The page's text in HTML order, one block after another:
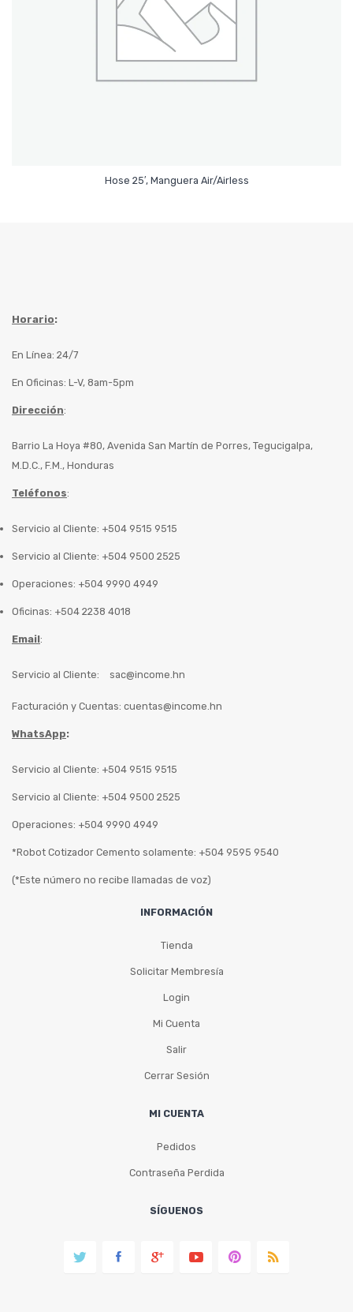
Hose 25′, Manguera Air/Airless
Horario:
En Línea: 24/7
En Oficinas: L-V, 8am-5pm
Dirección:
Barrio La Hoya #80, Avenida San Martín de Porres, Tegucigalpa,
M.D.C., F.M., Honduras
Teléfonos:
Servicio al Cliente: +504 9515 9515
Servicio al Cliente: +504 9500 2525
Operaciones: +504 9990 4949
Oficinas: +504 2238 4018
Email:
Servicio al Cliente: sac@income.hn
Facturación y Cuentas: cuentas@income.hn
WhatsApp:
Servicio al Cliente: +504 9515 9515
Servicio al Cliente: +504 9500 2525
Operaciones: +504 9990 4949
*Robot Cotizador Cemento solamente: +504 9595 9540
(*Este número no recibe llamadas de voz)
INFORMACIÓN
Tienda
Solicitar Membresía
Login
Mi Cuenta
Salir
Cerrar Sesión
MI CUENTA
Pedidos
Contraseña Perdida
SÍGUENOS